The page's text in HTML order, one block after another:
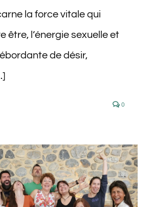
la force vitale qui
être, l’énergie sexuelle et
de désir,
0